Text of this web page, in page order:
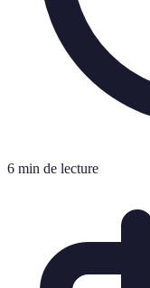
6 min de lecture